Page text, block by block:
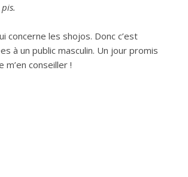
concerne les shojos. Donc c’est
à un public masculin. Un jour promis
m’en conseiller !